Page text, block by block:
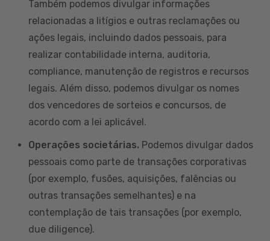
Também podemos divulgar informações
relacionadas a litígios e outras reclamações ou
ações legais, incluindo dados pessoais, para
realizar contabilidade interna, auditoria,
compliance, manutenção de registros e recursos
legais. Além disso, podemos divulgar os nomes
dos vencedores de sorteios e concursos, de
acordo com a lei aplicável.
Operações societárias. Podemos divulgar dados
pessoais como parte de transações corporativas
(por exemplo, fusões, aquisições, falências ou
outras transações semelhantes) e na
contemplação de tais transações (por exemplo,
due diligence).